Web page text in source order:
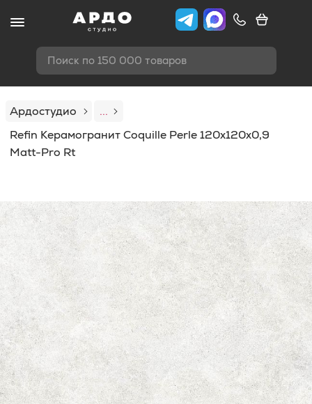
Поиск по 150 000 товаров
Ардостудио
...
Refin Керамогранит Coquille Perle 120x120x0,9
Matt-Pro Rt